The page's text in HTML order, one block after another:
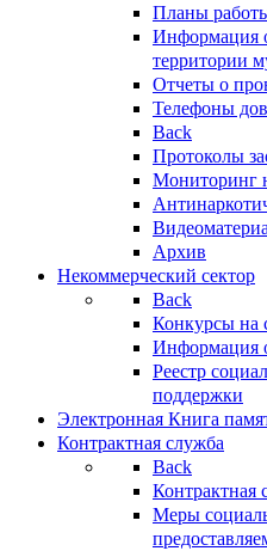
Планы
Информация
территории
Отчеты о
Телефоны
Back
Протоколы
Мониторинг
Архив
Некоммерческий сектор
Back
Конкурсы на
Информация
Реестр
поддержки
Электронная Книга
Контрактная служба
Back
Контрактная
Меры